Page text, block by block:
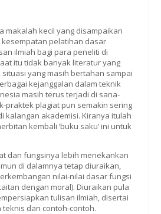
makalah kecil yang disampaikan
pelatihan dasar
ilmiah bagi para peneliti di
itu tidak banyak literatur yang
yang masih bertahan sampai
kejanggalan dalam teknik
masih terus terjadi di sana-
praktek plagiat pun semakin sering
kalangan akademisi. Kiranya itulah
kembali ‘buku saku’ ini untuk
dan fungsinya lebih menekankan
di dalamnya tetap diuraikan,
nilai-nilai dasar fungsi
dengan moral). Diuraikan pula
tulisan ilmiah, disertai
dan contoh-contoh.